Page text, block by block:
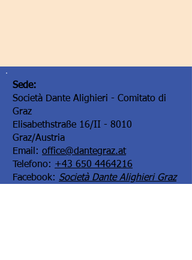
Sede:
Società Dante Alighieri - Comitato di
Graz
Elisabethstraße 16/II - 8010
Graz/Austria
Email: office@dantegraz.at
Telefono: +43 650 4464216
Facebook: Società Dante Alighieri Graz